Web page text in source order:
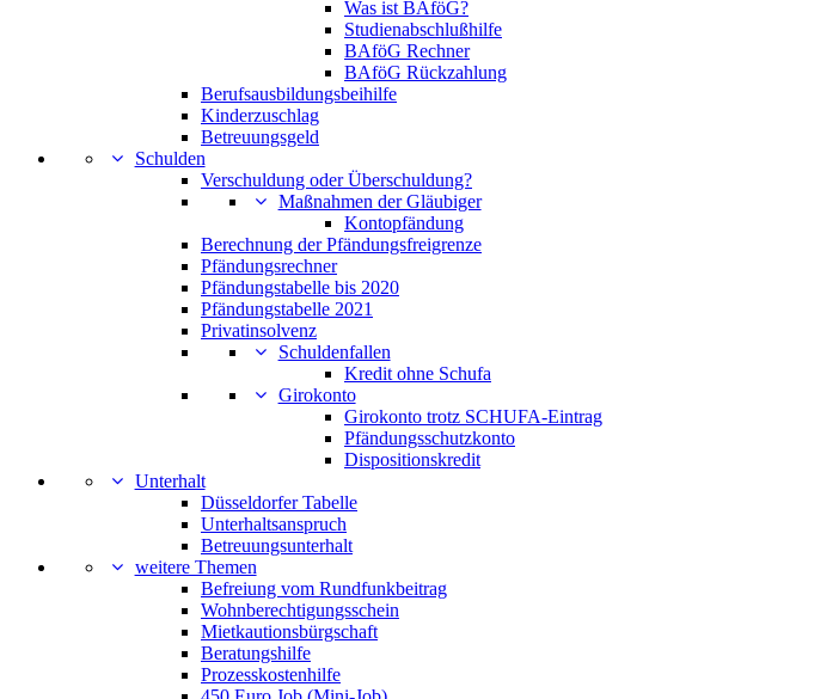
Was ist BAföG?
Studienabschlußhilfe
BAföG Rechner
BAföG Rückzahlung
Berufsausbildungsbeihilfe
Kinderzuschlag
Betreuungsgeld
Schulden
Verschuldung oder Überschuldung?
Maßnahmen der Gläubiger
Kontopfändung
Berechnung der Pfändungsfreigrenze
Pfändungsrechner
Pfändungstabelle bis 2020
Pfändungstabelle 2021
Privatinsolvenz
Schuldenfallen
Kredit ohne Schufa
Girokonto
Girokonto trotz SCHUFA-Eintrag
Pfändungsschutzkonto
Dispositionskredit
Unterhalt
Düsseldorfer Tabelle
Unterhaltsanspruch
Betreuungsunterhalt
weitere Themen
Befreiung vom Rundfunkbeitrag
Wohnberechtigungsschein
Mietkautionsbürgschaft
Beratungshilfe
Prozesskostenhilfe